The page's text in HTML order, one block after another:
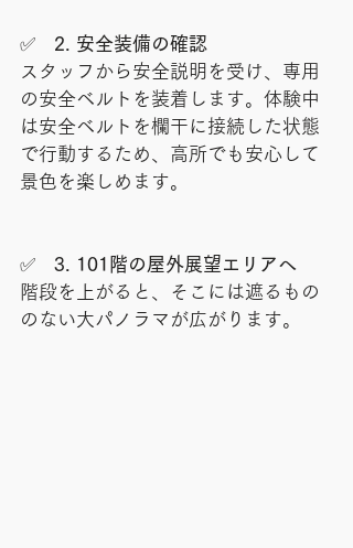
✅ 2. 安全装備の確認
スタッフから安全説明を受け、専用
の安全ベルトを装着します。体験中
は安全ベルトを欄干に接続した状態
で行動するため、高所でも安心して
景色を楽しめます。
✅ 3. 101階の屋外展望エリアへ
階段を上がると、そこには遮るもの
のない大パノラマが広がります。